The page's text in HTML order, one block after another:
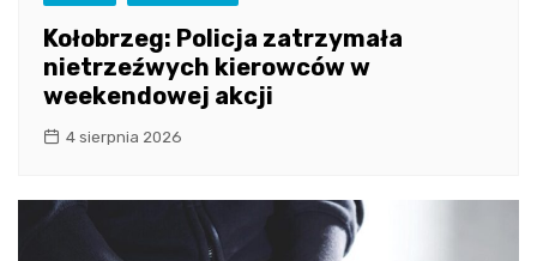
Kołobrzeg: Policja zatrzymała
nietrzeźwych kierowców w
weekendowej akcji
4 sierpnia 2026